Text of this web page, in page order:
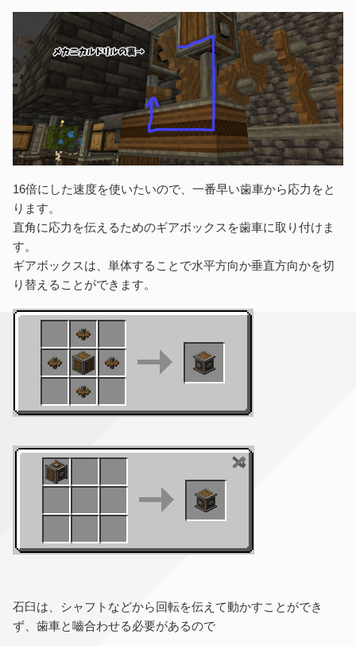
16倍にした速度を使いたいので、一番早い歯車から応力をと
ります。
直角に応力を伝えるためのギアボックスを歯車に取り付けま
す。
ギアボックスは、単体することで水平方向か垂直方向かを切
り替えることができます。
石臼は、シャフトなどから回転を伝えて動かすことができ
ず、歯車と嚙合わせる必要があるので